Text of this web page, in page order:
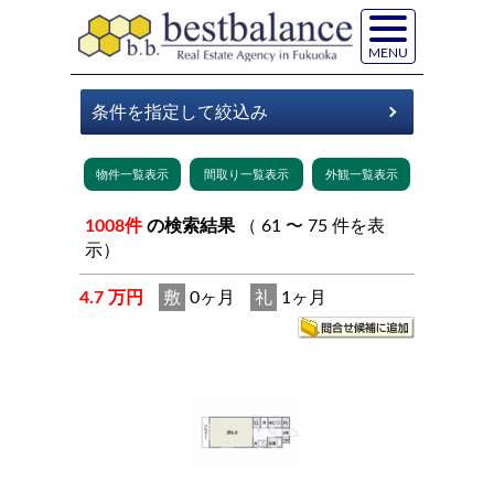
MENU
1008件 の検索結果
示）
4.7 万円 敷 0ヶ月 礼 1ヶ月